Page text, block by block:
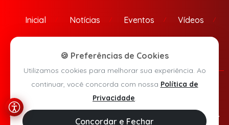
Inicial Notícias Eventos Vídeos
Política de Privacidade
Agora Sudoeste © 2026 - Todos os direitos reservados.
🍪 Preferências de Cookies
Utilizamos cookies para melhorar sua experiência. Ao
continuar, você concorda com nossa Política de
Privacidade.
Concordar e Fechar